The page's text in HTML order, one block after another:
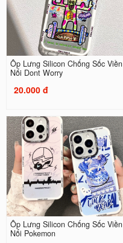
Ốp Lưng Silicon Chống Sốc Viền
Nổi Dont Worry
20.000 đ
Ốp Lưng Silicon Chống Sốc Viền
Nổi Pokemon